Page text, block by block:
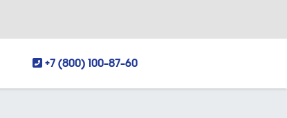
+7 (800) 100-87-60